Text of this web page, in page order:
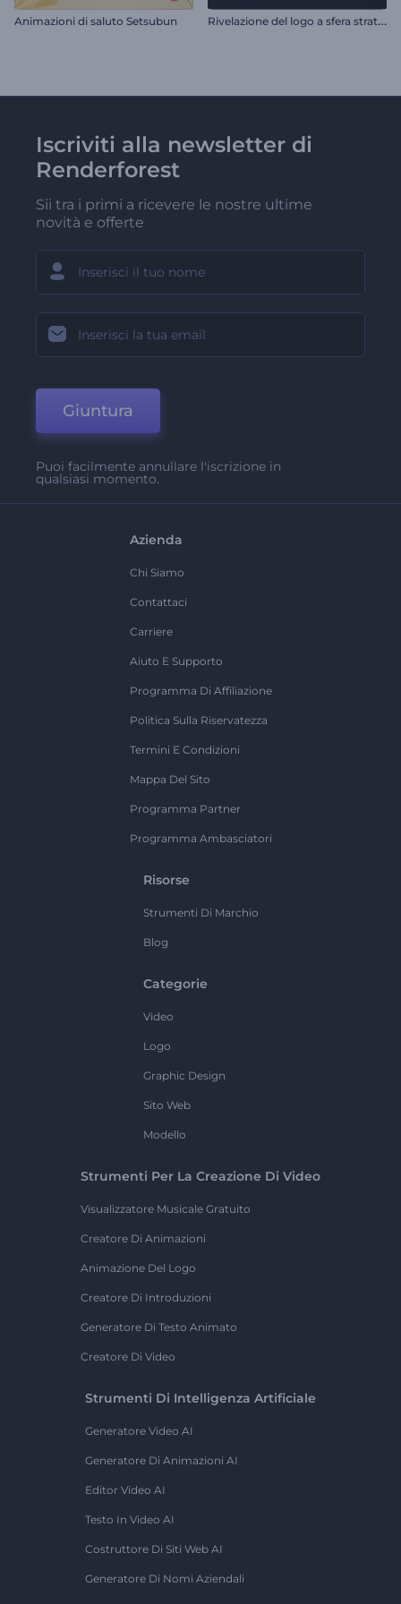
Animazioni di saluto Setsubun R
ivelazione del logo a sfera stratificata
Iscriviti alla newsletter di
Renderforest
Sii tra i primi a ricevere le nostre ultime
novità e offerte
Giuntura
Puoi facilmente annullare l'iscrizione in
qualsiasi momento.
Azienda
Chi Siamo
Contattaci
Carriere
Aiuto E Supporto
Programma Di Affiliazione
Politica Sulla Riservatezza
Termini E Condizioni
Mappa Del Sito
Programma Partner
Programma Ambasciatori
Risorse
Strumenti Di Marchio
Blog
Categorie
Video
Logo
Graphic Design
Sito Web
Modello
Strumenti Per La Creazione Di Video
Visualizzatore Musicale Gratuito
Creatore Di Animazioni
Animazione Del Logo
Creatore Di Introduzioni
Generatore Di Testo Animato
Creatore Di Video
Strumenti Di Intelligenza Artificiale
Generatore Video AI
Generatore Di Animazioni AI
Editor Video AI
Testo In Video AI
Costruttore Di Siti Web AI
Generatore Di Nomi Aziendali